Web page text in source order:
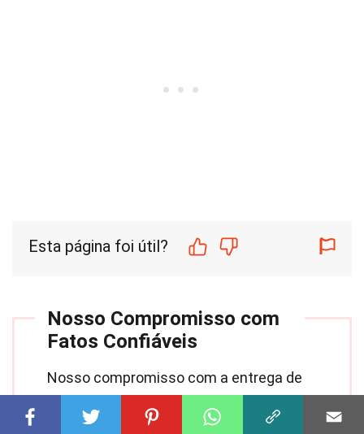
Esta página foi útil?
Nosso Compromisso com
Fatos Confiáveis
Nosso compromisso com a entrega de
coração do que fazemos. Cada fato em